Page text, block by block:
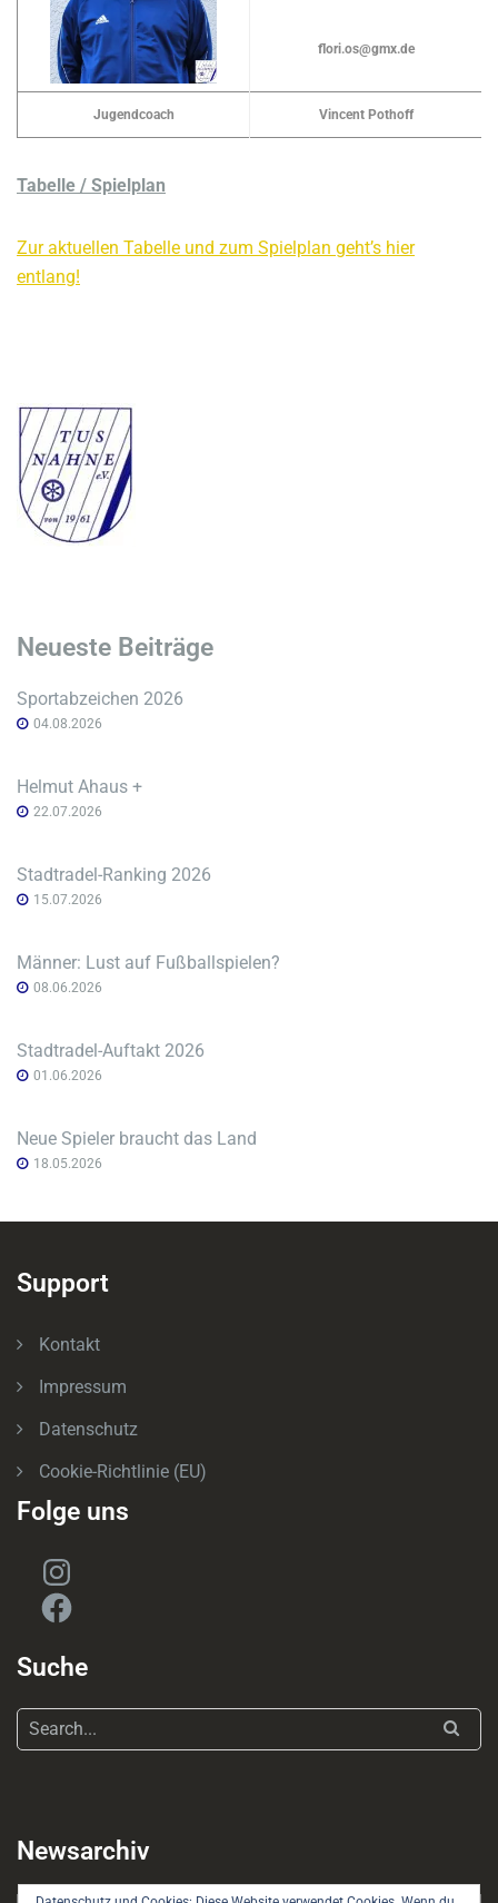
flori.os@gmx.de
Jugendcoach Vincent Pothoff
Tabelle / Spielplan
Zur aktuellen Tabelle und zum Spielplan geht’s hier
entlang!
Neueste Beiträge
Sportabzeichen 2026
04.08.2026
Helmut Ahaus +
22.07.2026
Stadtradel-Ranking 2026
15.07.2026
Männer: Lust auf Fußballspielen?
08.06.2026
Stadtradel-Auftakt 2026
01.06.2026
Neue Spieler braucht das Land
18.05.2026
Support
Kontakt
Impressum
Datenschutz
Cookie-Richtlinie (EU)
Folge uns
Instagram
Facebook
Suche
Newsarchiv